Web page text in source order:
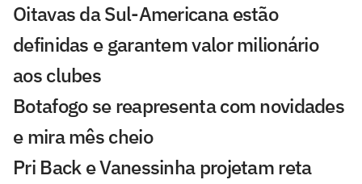
Oitavas da Sul-Americana estão
definidas e garantem valor milionário
aos clubes
Botafogo se reapresenta com novidades
e mira mês cheio
Pri Back e Vanessinha projetam reta